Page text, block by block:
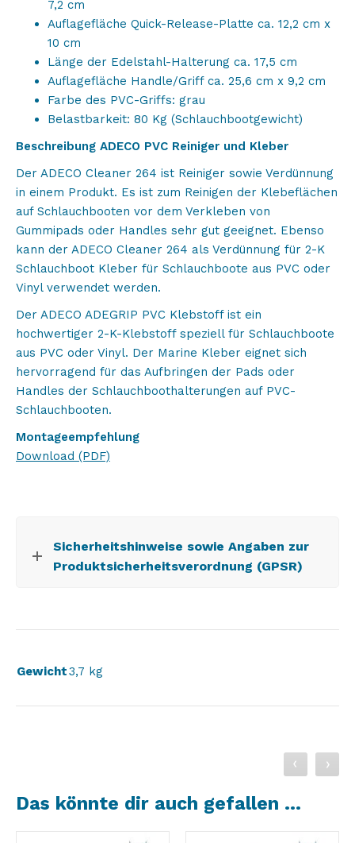
7,2 cm
Auflagefläche Quick-Release-Platte ca. 12,2 cm x
10 cm
Länge der Edelstahl-Halterung ca. 17,5 cm
Auflagefläche Handle/Griff ca. 25,6 cm x 9,2 cm
Farbe des PVC-Griffs: grau
Belastbarkeit: 80 Kg (Schlauchbootgewicht)
Beschreibung ADECO PVC Reiniger und Kleber
Der ADECO Cleaner 264 ist Reiniger sowie Verdünnung
in einem Produkt. Es ist zum Reinigen der Klebeflächen
auf Schlauchbooten vor dem Verkleben von
Gummipads oder Handles sehr gut geeignet. Ebenso
kann der ADECO Cleaner 264 als Verdünnung für 2-K
Schlauchboot Kleber für Schlauchboote aus PVC oder
Vinyl verwendet werden.
Der ADECO ADEGRIP PVC Klebstoff ist ein
hochwertiger 2-K-Klebstoff speziell für Schlauchboote
aus PVC oder Vinyl. Der Marine Kleber eignet sich
hervorragend für das Aufbringen der Pads oder
Handles der Schlauchboothalterungen auf PVC-
Schlauchbooten.
Montageempfehlung
Download (PDF)
Sicherheitshinweise sowie Angaben zur
Produktsicherheitsverordnung (GPSR)
Gewicht3,7 kg
Das könnte dir auch gefallen …